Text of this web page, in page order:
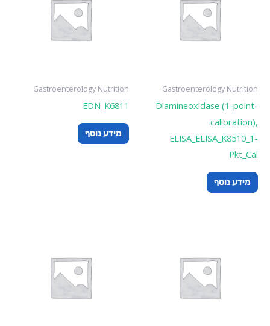
Gastroenterology Nutrition
Diamineoxidase (1-point-
calibration),
ELISA_ELISA_K8510_1-
Pkt_Cal
מידע נוסף
Gastroenterology Nutrition
EDN_K6811
מידע נוסף